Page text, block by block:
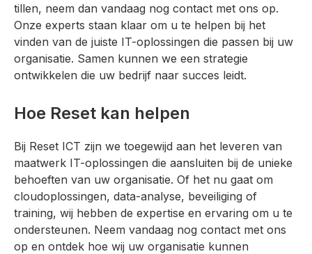
tillen, neem dan vandaag nog contact met ons op.
Onze experts staan klaar om u te helpen bij het
vinden van de juiste IT-oplossingen die passen bij uw
organisatie. Samen kunnen we een strategie
ontwikkelen die uw bedrijf naar succes leidt.
Hoe Reset kan helpen
Bij Reset ICT zijn we toegewijd aan het leveren van
maatwerk IT-oplossingen die aansluiten bij de unieke
behoeften van uw organisatie. Of het nu gaat om
cloudoplossingen, data-analyse, beveiliging of
training, wij hebben de expertise en ervaring om u te
ondersteunen. Neem vandaag nog contact met ons
op en ontdek hoe wij uw organisatie kunnen